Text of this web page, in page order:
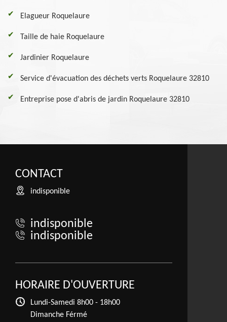
Elagueur Roquelaure
Taille de haie Roquelaure
Jardinier Roquelaure
Service d'évacuation des déchets verts Roquelaure 32810
Entreprise pose d'abris de jardin Roquelaure 32810
CONTACT
indisponible
indisponible
indisponible
HORAIRE D'OUVERTURE
Lundi-Samedi 8h00 - 18h00
Dimanche Férmé